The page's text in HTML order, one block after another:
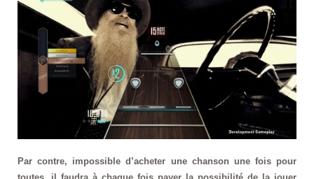
Par contre, impossible d’acheter une chanson une fois pour